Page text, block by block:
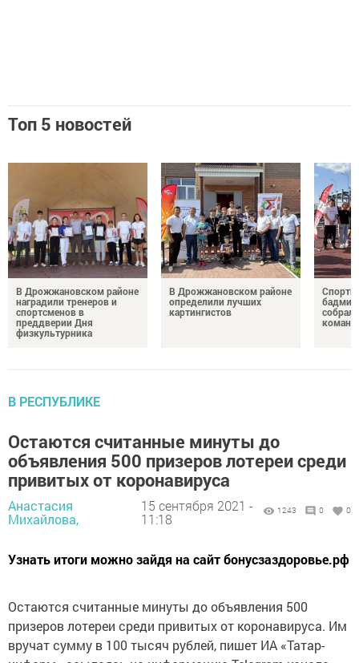
Топ 5 новостей
В Дрожжановском районе
наградили тренеров и
спортсменов в
преддверии Дня
физкультурника
В Дрожжановском районе
определили лучших
картингистов
В РЕСПУБЛИКЕ
Остаются считанные минуты до
объявления 500 призеров лотереи среди
привитых от коронавируса
Анастасия
Михайлова,
15 сентября 2021 -
11:18
1243 0 0
Узнать итоги можно зайдя на сайт бонусзаздоровье.рф
Остаются считанные минуты до объявления 500
призеров лотереи среди привитых от коронавируса. Им
вручат сумму в 100 тысяч рублей, пишет ИА «Татар-